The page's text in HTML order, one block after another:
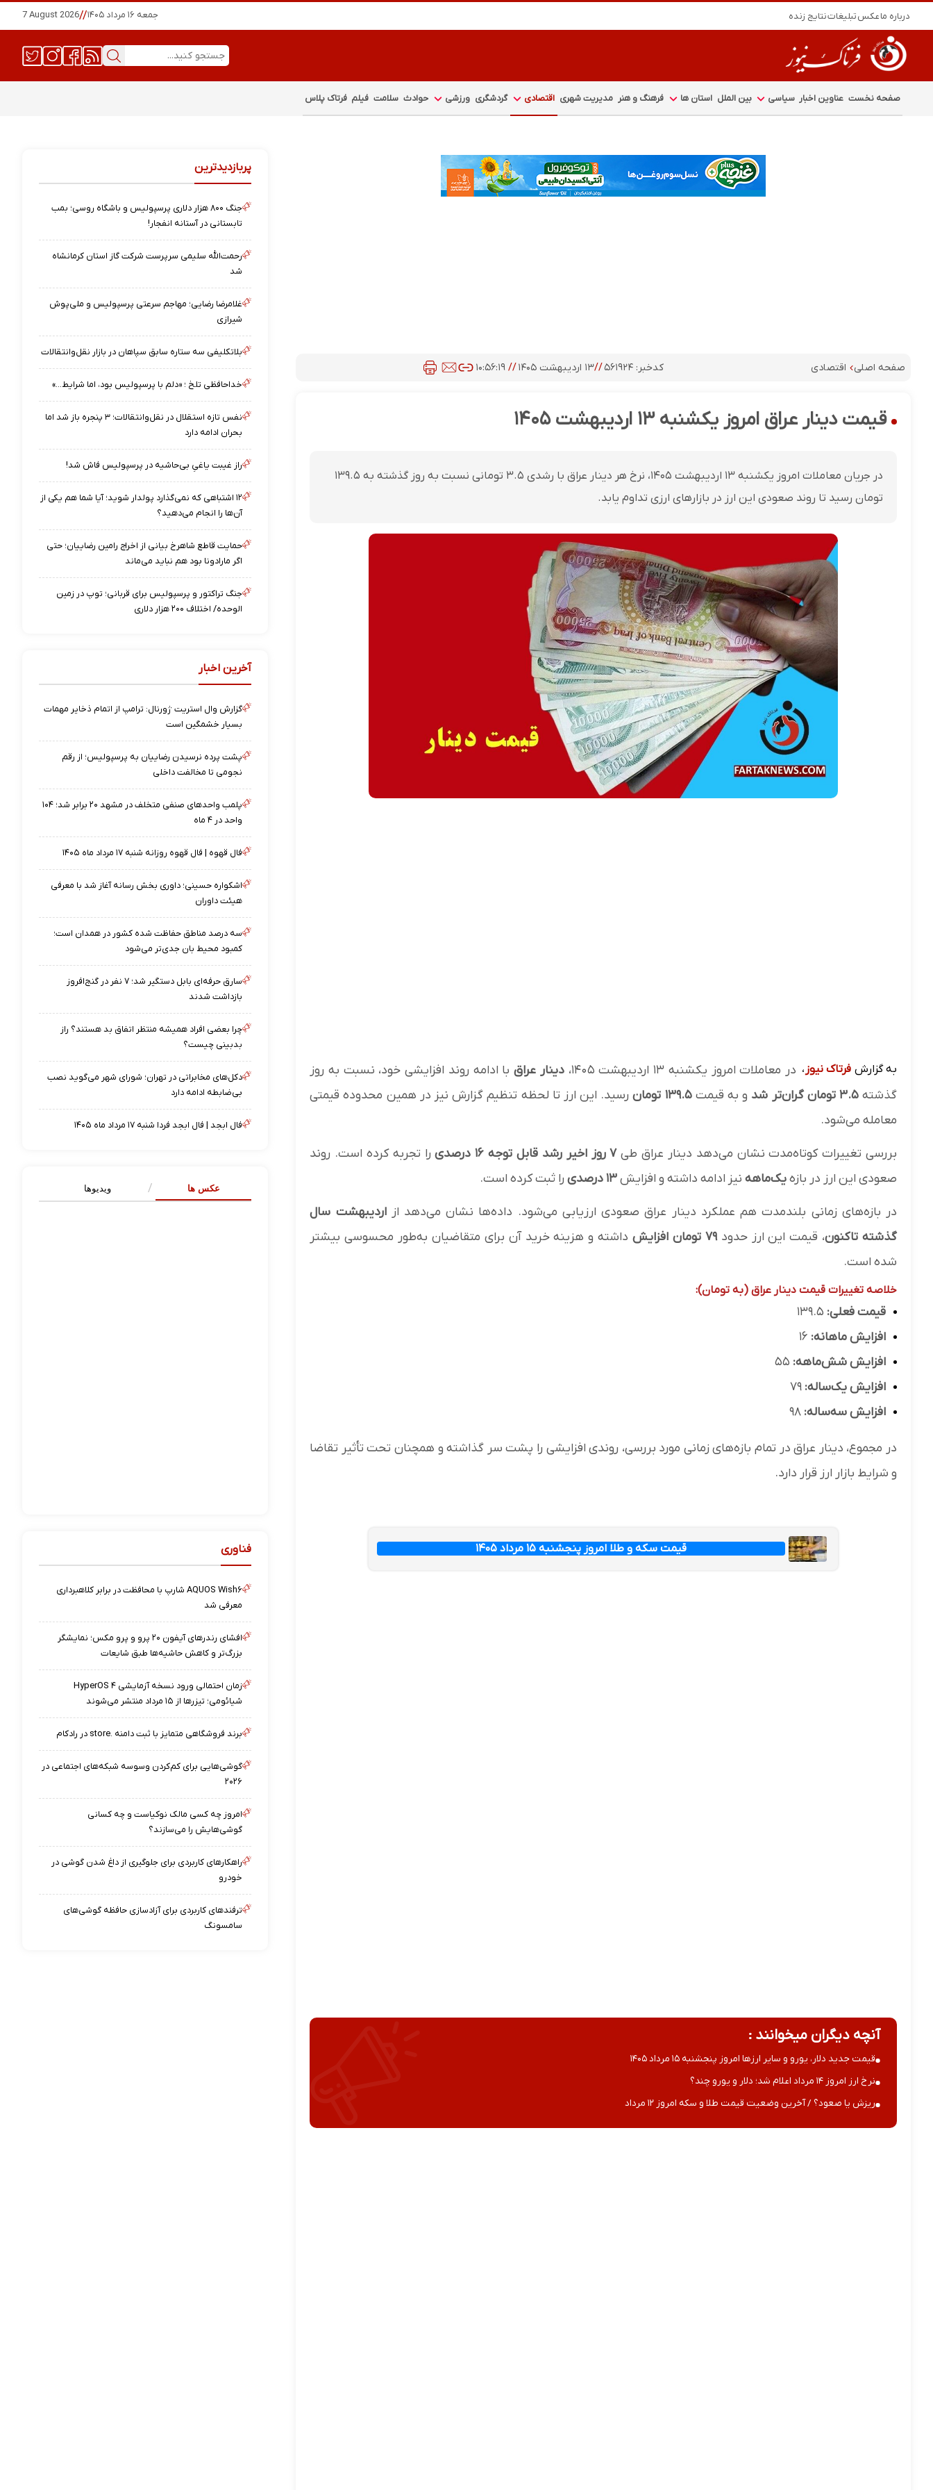
درباره ماعکستبلیغاتنتایج زنده جمعه ۱۶ مرداد ۱۴۰۵ //
7 August 2026
صفحه نخست عناوین اخبار سیاسی بین الملل استان ها فرهنگ و هنر مدیریت شهری اقتصادی گردشگری ورزشی حوادث سلامت فیلم فرتاک پلاس
صفحه اصلی اقتصادی کدخبر: ۵۶۱۹۲۴ //۱۳ اردیبهشت ۱۴۰۵ // ۱۰:۵۶:۱۹
قیمت دینار عراق امروز یکشنبه ۱۳ اردیبهشت ۱۴۰۵
در جریان معاملات امروز یکشنبه ۱۳ اردیبهشت ۱۴۰۵، نرخ هر دینار عراق با رشدی ۳.۵ تومانی نسبت به روز گذشته به ۱۳۹.۵
تومان رسید تا روند صعودی این ارز در بازارهای ارزی تداوم یابد.
به گزارش فرتاک نیوز ، در معاملات امروز یکشنبه ۱۳ اردیبهشت ۱۴۰۵، دینار عراقبا ادامه روند افزایشی خود، نسبت به روز
گذشته۳.۵ تومان گران‌تر شد و به قیمت۱۳۹.۵ تومان
رسید. این ارز تا لحظه تنظیم گزارش نیز در همین محدوده قیمتی
معامله می‌شود.
بررسی تغییرات کوتاه‌مدت نشان می‌دهد دینار عراق طی۷ روز اخیر رشد قابل توجه ۱۶ درصدی
را تجربه کرده است. روند
صعودی این ارز در بازهیک‌ماهه نیز ادامه داشته و افزایش۱۳ درصدی را ثبت کرده است.
در بازه‌های زمانی بلندمدت هم عملکرد دینار عراق صعودی ارزیابی می‌شود. داده‌ها نشان می‌دهد ازاردیبهشت سال
گذشته تاکنون، قیمت این ارز حدود۷۹ تومان افزایش
داشته و هزینه خرید آن برای متقاضیان به‌طور محسوسی بیشتر
شده است.
خلاصه تغییرات قیمت دینار عراق (به تومان):
قیمت فعلی:
افزایش ماهانه:
افزایش شش‌ماهه:
افزایش یک‌ساله:
افزایش سه‌ساله:
در مجموع، دینار عراق در تمام بازه‌های زمانی مورد بررسی، روندی افزایشی را پشت سر گذاشته و همچنان تحت تأثیر تقاضا
و شرایط بازار ارز قرار دارد.
قیمت سکه و طلا امروز پنجشنبه ۱۵ مرداد ۱۴۰۵
آنچه دیگران میخوانند :
قیمت جدید دلار، یورو و سایر ارزها امروز پنجشنبه ۱۵ مرداد ۱۴۰۵
نرخ ارز امروز ۱۴ مرداد اعلام شد؛ دلار و یورو چند؟
ریزش یا صعود؟ / آخرین وضعیت قیمت طلا و سکه امروز ۱۲ مرداد
پربازدیدترین
جنگ ۸۰۰ هزار دلاری پرسپولیس و باشگاه روسی؛ بمب
تابستانی در آستانه انفجار!
رحمت‌الله سلیمی سرپرست شرکت گاز استان کرمانشاه
شد
غلامرضا رضایی؛ مهاجم سرعتی پرسپولیس و ملی‌پوش
شیرازی
بلاتکلیفی سه ستاره سابق سپاهان در بازار نقل‌وانتقالات
خداحافظی تلخ ؛ «دلم با پرسپولیس بود، اما شرایط…»
نفس تازه استقلال در نقل‌وانتقالات؛ ۳ پنجره باز شد اما
بحران ادامه دارد
راز غیبت یاغیِ بی‌حاشیه در پرسپولیس فاش شد!
۱۲ اشتباهی که نمی‌گذارد پولدار شوید؛ آیا شما هم یکی از
آن‌ها را انجام می‌دهید؟
حمایت قاطع شاهرخ بیانی از اخراج رامین رضاییان؛ حتی
اگر مارادونا بود هم نباید می‌ماند
جنگ تراکتور و پرسپولیس برای قربانی؛ توپ در زمین
الوحده/ اختلاف ۲۰۰ هزار دلاری
آخرین اخبار
گزارش وال استریت ژورنال: ترامپ از اتمام ذخایر مهمات
بسیار خشمگین است
پشت پرده نرسیدن رضاییان به پرسپولیس؛ از رقم
نجومی تا مخالفت داخلی
پلمب واحدهای صنفی متخلف در مشهد ۲۰ برابر شد؛ ۱۰۴
واحد در ۴ ماه
فال قهوه | فال قهوه روزانه شنبه ۱۷ مرداد ماه ۱۴۰۵
اشکواره حسینی؛ داوری بخش رسانه آغاز شد با معرفی
هیئت داوران
سه درصد مناطق حفاظت شده کشور در همدان است؛
کمبود محیط بان جدی‌تر می‌شود
سارق حرفه‌ای بابل دستگیر شد؛ ۷ نفر در گنج‌افروز
بازداشت شدند
چرا بعضی افراد همیشه منتظر اتفاق بد هستند؟ راز
بدبینی چیست؟
دکل‌های مخابراتی در تهران؛ شورای شهر می‌گوید نصب
بی‌ضابطه ادامه دارد
فال ابجد | فال ابجد فردا شنبه ۱۷ مرداد ماه ۱۴۰۵
عکس ها ویدیوها
فناوری
AQUOS Wish۶ شارپ با محافظت در برابر کلاهبرداری
معرفی شد
افشای رندرهای آیفون ۲۰ پرو و پرو مکس؛ نمایشگر
بزرگ‌تر و کاهش حاشیه‌ها طبق شایعات
زمان احتمالی ورود نسخه آزمایشی HyperOS ۴
شیائومی؛ تیزرها از ۱۵ مرداد منتشر می‌شوند
برند فروشگاهی متمایز با ثبت دامنه .store در رادکام
گوشی‌هایی برای کم‌کردن وسوسه شبکه‌های اجتماعی در
۲۰۲۶
امروز چه کسی مالک نوکیاست و چه کسانی
گوشی‌هایش را می‌سازند؟
راهکارهای کاربردی برای جلوگیری از داغ شدن گوشی در
خودرو
ترفندهای کاربردی برای آزادسازی حافظه گوشی‌های
سامسونگ